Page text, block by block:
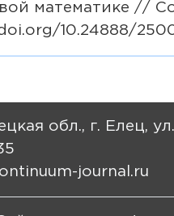
математике //
10.24888/
обл., г. Елец,
journal.ru